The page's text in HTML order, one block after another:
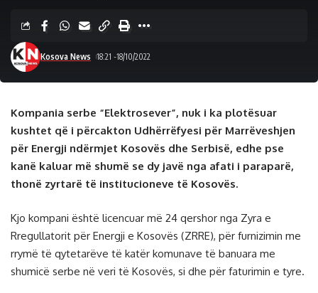
Kosova News 18:21 -18/10/2022
Kompania serbe “Elektrosever”, nuk i ka plotësuar
kushtet që i përcakton Udhërrëfyesi për Marrëveshjen
për Energji ndërmjet Kosovës dhe Serbisë, edhe pse
kanë kaluar më shumë se dy javë nga afati i paraparë,
thonë zyrtarë të institucioneve të Kosovës.
Kjo kompani është licencuar më 24 qershor nga Zyra e
Rregullatorit për Energji e Kosovës (ZRRE), për furnizimin me
rrymë të qytetarëve të katër komunave të banuara me
shumicë serbe në veri të Kosovës, si dhe për faturimin e tyre.